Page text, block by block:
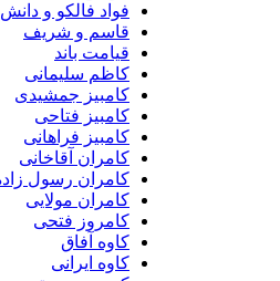
فواد فالکو و دانش عسکری
قاسم و شریف
قیامت باند
کاظم سلیمانی
کامبیز جمشیدی
کامبیز فتاحی
کامبیز فراهانی
کامران آقاخانی
کامران رسول زاده
کامران مولایی
کامروز فتحی
کاوه آفاق
کاوه ایرانی